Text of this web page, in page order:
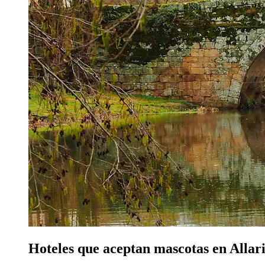
Hoteles que aceptan mascotas en